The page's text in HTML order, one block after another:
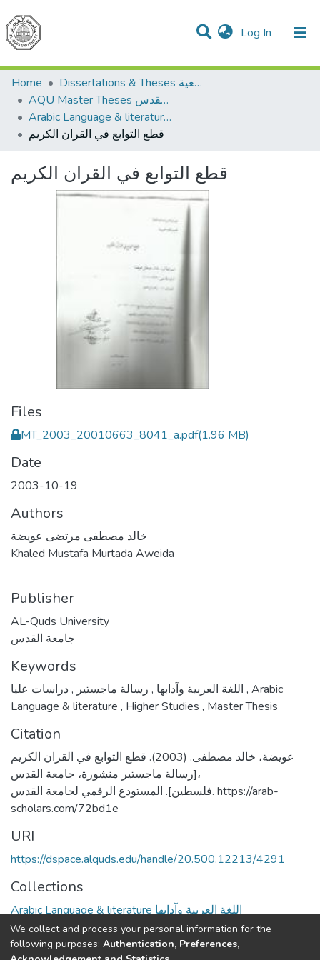
Log In (current)
Communities & Collections
All of DSpace
Home
Dissertations & Theses الرسائل الجامعية
AQU Master Theses الرسائل الجامعية الخاصة بجامعة القدس
Arabic Language & literature اللغة العربية وآدابها
قطع التوابع في القران الكريم
قطع التوابع في القران الكريم
Files
MT_2003_20010663_8041_a.pdf(1.96 MB)
Date
2003-10-19
Authors
خالد مصطفى مرتضى عويضة
Khaled Mustafa Murtada Aweida
Publisher
AL-Quds University
جامعة القدس
Keywords
اللغة العربية وآدابها , رسالة ماجستير , , Arabic
Language & literature , Higher Studies , Master Thesis
Citation
عويضة، خالد مصطفى. (2003). قطع التوابع في القران الكريم
[رسالة ماجستير منشورة، جامعة القدس،
فلسطين]. المستودع الرقمي لجامعة القدس. https://arab-
scholars.com/72bd1e
URI
https://dspace.alquds.edu/handle/20.500.12213/4291
Collections
Arabic Language & literature اللغة العربية وآدابها
Full item page
We collect and process your personal information for the
following purposes: Authentication, Preferences,